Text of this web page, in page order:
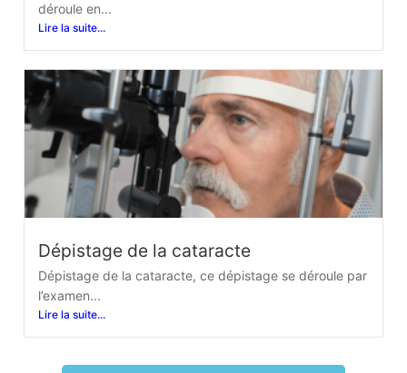
déroule en...
Lire la suite...
Dépistage de la cataracte
Dépistage de la cataracte, ce dépistage se déroule par
l’examen...
Lire la suite...